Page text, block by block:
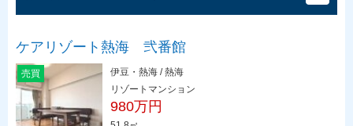
ケアリゾート熱海 弐番館
売買
伊豆・熱海 / 熱海
リゾートマンション
980万円